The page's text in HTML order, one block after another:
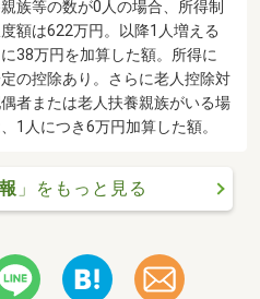
族等の数が0人の場合、所得制
額は622万円。以降1人増える
38万円を加算した額。所得に
の控除あり。さらに老人控除対
者または老人扶養親族がいる場
1人につき6万円加算した額。
」をもっと見る